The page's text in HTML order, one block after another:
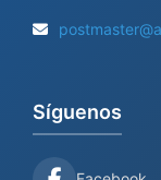
Síguenos